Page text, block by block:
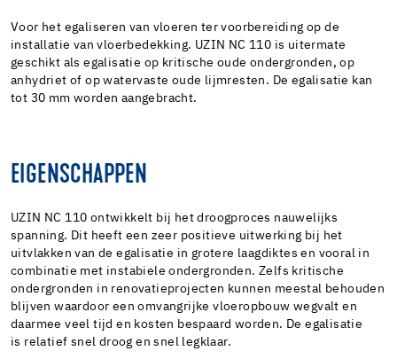
Voor het egaliseren van vloeren ter voorbereiding op de
installatie van vloerbedekking. UZIN NC 110 is uitermate
geschikt als egalisatie op kritische oude ondergronden, op
anhydriet of op watervaste oude lijmresten. De egalisatie kan
tot 30 mm worden aangebracht.
EIGENSCHAPPEN
UZIN NC 110 ontwikkelt bij het droogproces nauwelijks
spanning. Dit heeft een zeer positieve uitwerking bij het
uitvlakken van de egalisatie in grotere laagdiktes en vooral in
combinatie met instabiele ondergronden. Zelfs kritische
ondergronden in renovatieprojecten kunnen meestal behouden
blijven waardoor een omvangrijke vloeropbouw wegvalt en
daarmee veel tijd en kosten bespaard worden. De egalisatie
is relatief snel droog en snel legklaar.